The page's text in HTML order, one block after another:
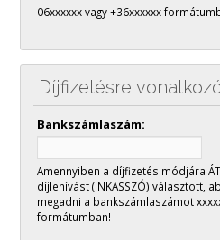
06xxxxxx vagy +36xxxxxx
Díjfizetésre
Bankszámlaszám:
Amennyiben a díjfizetés módjára
díjlehívást (INKASSZÓ) választott,
megadni a bankszámlaszámot
formátumban!